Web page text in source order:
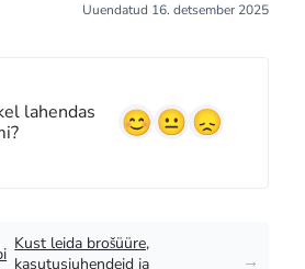
Uuendatud 16. detsember 2025
lahendas
Kust leida brošüüre,
kasutusjuhendeid ja